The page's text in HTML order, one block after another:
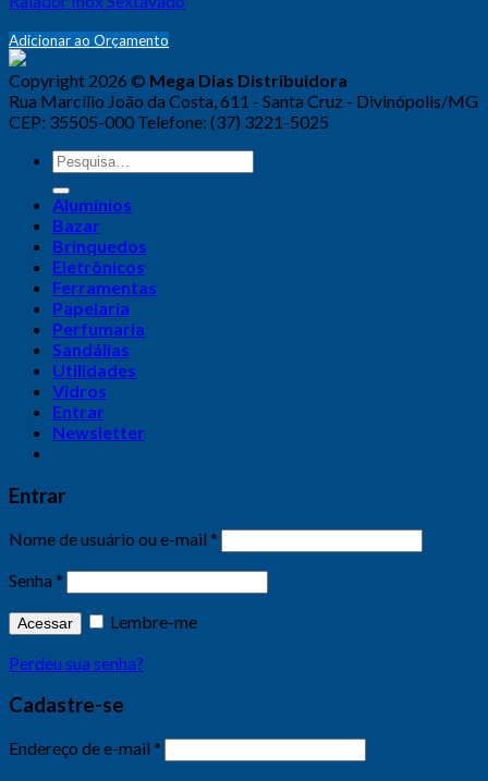
Adicionar ao Orçamento
Copyright 2026 © Mega Dias Distribuidora
Rua Marcílio João da Costa, 611 - Santa Cruz - Divinópolis/MG
CEP: 35505-000 Telefone: (37) 3221-5025
Alumínios
Bazar
Brinquedos
Eletrônicos
Ferramentas
Papelaria
Perfumaria
Sandálias
Utilidades
Vidros
Entrar
Newsletter
Entrar
Nome de usuário ou e-mail *
Senha *
Acessar
Lembre-me
Perdeu sua senha?
Cadastre-se
Endereço de e-mail *